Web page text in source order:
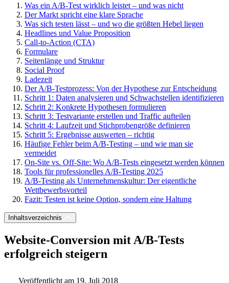
Was ein A/B-Test wirklich leistet – und was nicht
Der Markt spricht eine klare Sprache
Was sich testen lässt – und wo die größten Hebel liegen
Headlines und Value Proposition
Call-to-Action (CTA)
Formulare
Seitenlänge und Struktur
Social Proof
Ladezeit
Der A/B-Testprozess: Von der Hypothese zur Entscheidung
Schritt 1: Daten analysieren und Schwachstellen identifizieren
Schritt 2: Konkrete Hypothesen formulieren
Schritt 3: Testvariante erstellen und Traffic aufteilen
Schritt 4: Laufzeit und Stichprobengröße definieren
Schritt 5: Ergebnisse auswerten – richtig
Häufige Fehler beim A/B-Testing – und wie man sie
vermeidet
On-Site vs. Off-Site: Wo A/B-Tests eingesetzt werden können
Tools für professionelles A/B-Testing 2025
A/B-Testing als Unternehmenskultur: Der eigentliche
Wettbewerbsvorteil
Fazit: Testen ist keine Option, sondern eine Haltung
Inhaltsverzeichnis
Website-Conversion mit A/B-Tests
erfolgreich steigern
Veröffentlicht am 19. Juli 2018